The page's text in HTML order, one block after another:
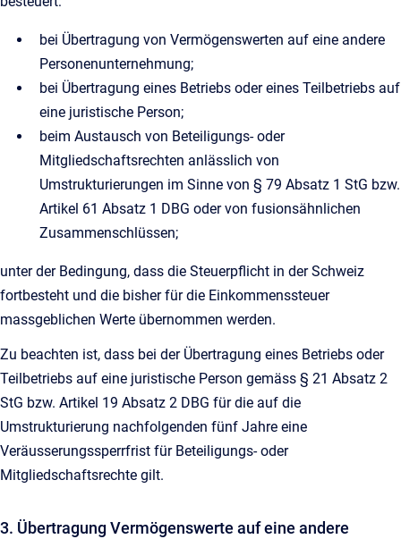
bei Übertragung von Vermögenswerten auf eine andere
Personenunternehmung;
bei Übertragung eines Betriebs oder eines Teilbetriebs auf
eine juristische Person;
beim Austausch von Beteiligungs- oder
Mitgliedschaftsrechten anlässlich von
Umstrukturierungen im Sinne von § 79 Absatz 1 StG bzw.
Artikel 61 Absatz 1 DBG oder von fusionsähnlichen
Zusammenschlüssen;
unter der Bedingung, dass die Steuerpflicht in der Schweiz
fortbesteht und die bisher für die Einkommenssteuer
massgeblichen Werte übernommen werden.
Zu beachten ist, dass bei der Übertragung eines Betriebs oder
Teilbetriebs auf eine juristische Person gemäss § 21 Absatz 2
StG bzw. Artikel 19 Absatz 2 DBG für die auf die
Umstrukturierung nachfolgenden fünf Jahre eine
Veräusserungssperrfrist für Beteiligungs- oder
Mitgliedschaftsrechte gilt.
3. Übertragung Vermögenswerte auf eine andere